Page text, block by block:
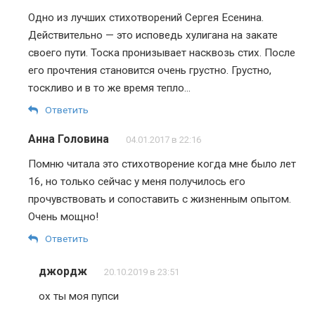
Одно из лучших стихотворений Сергея Есенина.
Действительно — это исповедь хулигана на закате
своего пути. Тоска пронизывает насквозь стих. После
его прочтения становится очень грустно. Грустно,
тоскливо и в то же время тепло…
Ответить
Анна Головина 04.01.2017 в 22:16
Помню читала это стихотворение когда мне было лет
16, но только сейчас у меня получилось его
прочувствовать и сопоставить с жизненным опытом.
Очень мощно!
Ответить
джордж 20.10.2019 в 23:51
ох ты моя пупси